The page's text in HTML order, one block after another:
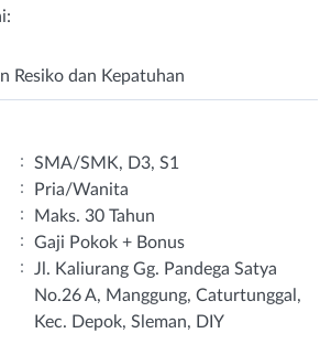
Resiko dan Kepatuhan
:
SMA/SMK, D3, S1
:
Pria/Wanita
:
Maks. 30 Tahun
:
Gaji Pokok + Bonus
:
Jl. Kaliurang Gg. Pandega Satya
No.26 A, Manggung, Caturtunggal,
Kec. Depok, Sleman, DIY